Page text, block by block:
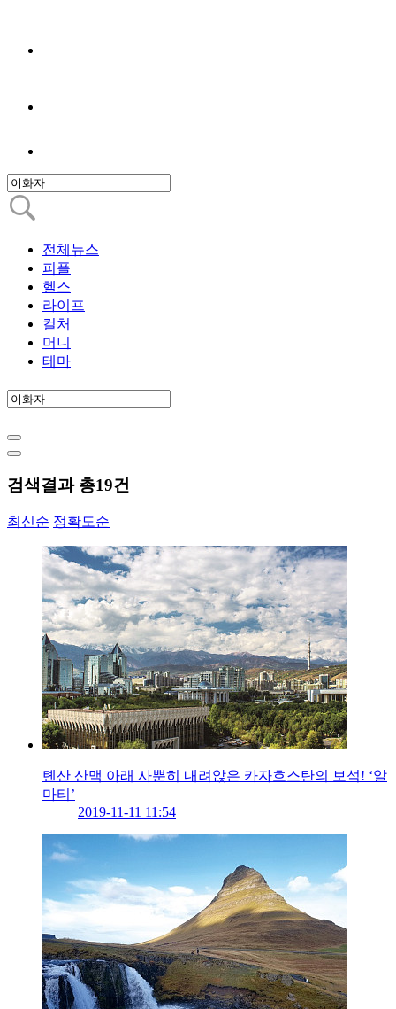
전체뉴스
피플
헬스
라이프
컬처
머니
테마
검색결과 총19건
최신순 정확도순
톈산 산맥 아래 사뿐히 내려앉은 카자흐스탄의 보석! ‘알
마티’
2019-11-11 11:54